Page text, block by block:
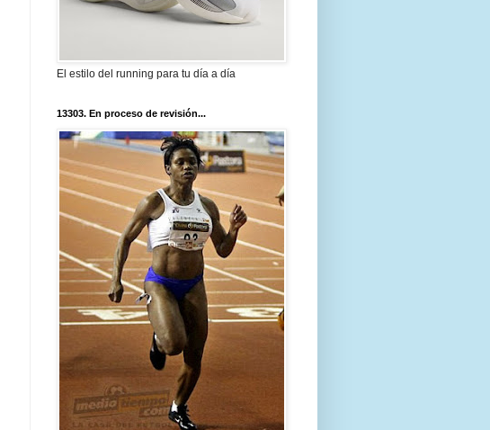
El estilo del running para tu día a día
13303. En proceso de revisión...